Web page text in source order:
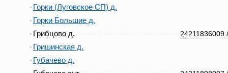
Горки (Луговское СП) д.
Горки Большие д.
24211836009
Грибцово д.
Гришинская д.
Губачево д.